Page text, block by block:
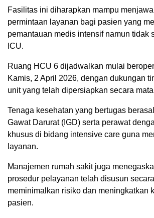
Fasilitas ini diharapkan mampu
permintaan layanan bagi pasien yang
pemantauan medis intensif namun tidak
ICU.
Ruang HCU 6 dijadwalkan mulai
Kamis, 2 April 2026, dengan dukungan
unit yang telah dipersiapkan secara
Tenaga kesehatan yang bertugas
Gawat Darurat (IGD) serta perawat
khusus di bidang intensive care guna
layanan.
Manajemen rumah sakit juga
prosedur pelayanan telah disusun
meminimalkan risiko dan meningkatkan
pasien.